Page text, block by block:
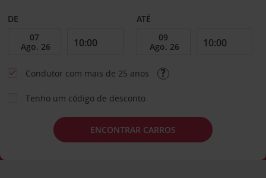
DE ATÉ
Condutor com mais de 25 anos
Tenho um código de desconto
ENCONTRAR CARROS